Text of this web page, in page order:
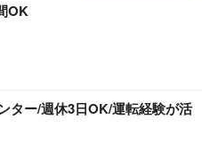
OK
ター/週休3日OK/運転経験が活